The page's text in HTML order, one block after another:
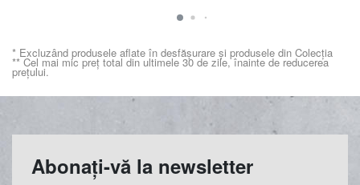
* Excluzând produsele aflate în desfășurare și produsele din Colecția
** Cel mai mic preț total din ultimele 30 de zile, înainte de reducerea
prețului.
Abonați-vă la newsletter